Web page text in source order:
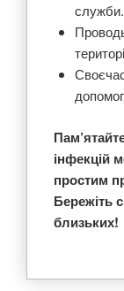
служби.
інфекцій
простим
Бережіть
близьких!